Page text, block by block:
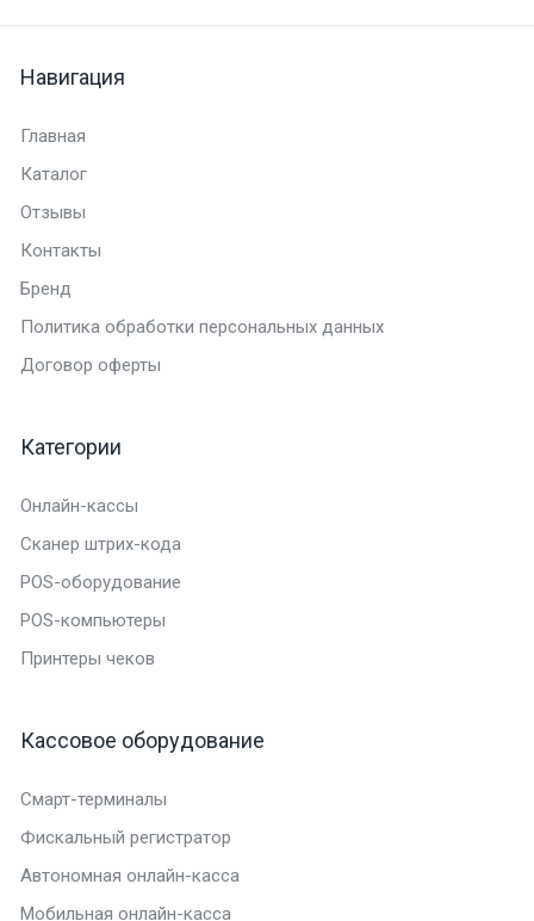
Навигация
Главная
Каталог
Отзывы
Контакты
Бренд
Политика обработки персональных данных
Договор оферты
Категории
Онлайн-кассы
Сканер штрих-кода
POS-оборудование
POS-компьютеры
Принтеры чеков
Кассовое оборудование
Смарт-терминалы
Фискальный регистратор
Автономная онлайн-касса
Мобильная онлайн-касса